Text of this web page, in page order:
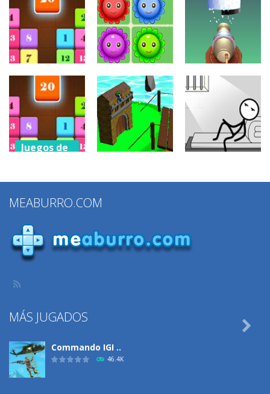
Juegos de
puzzles
Drag N Merge
Juegos de
puzzles
Happy Flowers
1.39K
Juegos de
puzzles
Stack Cannon!
885
Juegos de
puzzles puzzles
MEABURRO.COM
MÁS JUGADOS
Commando IGI ..
46.4K
